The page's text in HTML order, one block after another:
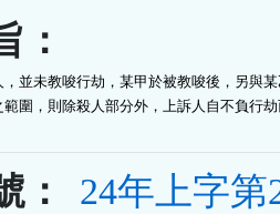
並未教唆行劫，某甲於被教唆後，另與
圍，則除殺人部分外，上訴人自不負行
：
24年上字第